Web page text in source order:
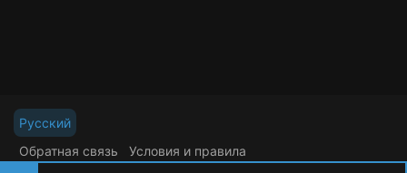
с
а
Русский
Обратная связь
Условия и правила